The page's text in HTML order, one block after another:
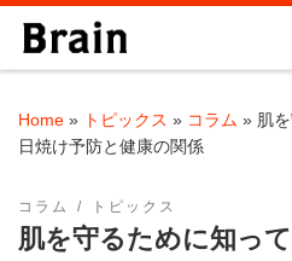
Skip to content
Home » トピックス » コラム » 肌
日焼け予防と健康の関係
コラム トピックス
肌を守るために知っ